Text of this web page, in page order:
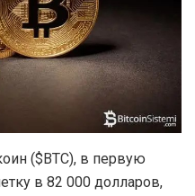
($BTC), в первую
в 82 000 долларов,